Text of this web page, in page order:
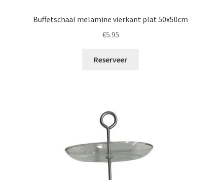
Buffetschaal melamine vierkant plat 50x50cm
€5.95
Reserveer